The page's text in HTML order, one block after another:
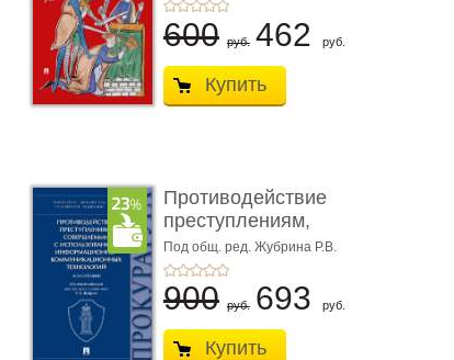
600 руб. 462 руб.
Купить
Противодействие
преступлениям,
совершаемым с ...
Под общ. ред. Жубрина Р.В.
900 руб. 693 руб.
Купить